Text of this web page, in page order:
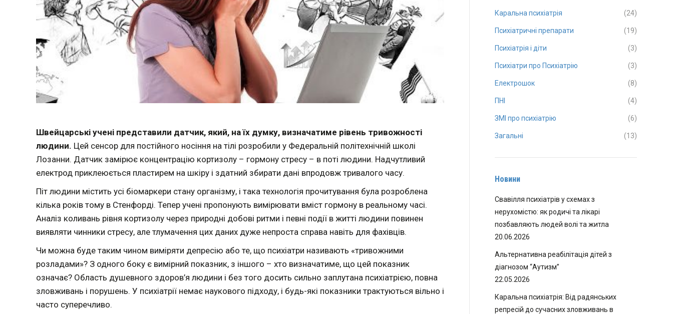
Швейцарські учені представили датчик, який, на їх думку, визначатиме рівень тривожності
людини. Цей сенсор для постійного носіння на тілі розробили у Федеральній політехнічній школі
Лозанни. Датчик замірює концентрацію кортизолу – гормону стресу – в поті людини. Надчутливий
електрод приклеюється пластирем на шкіру і здатний збирати дані впродовж тривалого часу.
Піт людини містить усі біомаркери стану організму, і така технологія прочитування була розроблена
кілька років тому в Стенфорді. Тепер учені пропонують вимірювати вміст гормону в реальному часі.
Аналіз коливань рівня кортизолу через природні добові ритми і певні події в житті людини повинен
виявляти чинники стресу, але тлумачення цих даних дуже непроста справа навіть для фахівців.
Чи можна буде таким чином виміряти депресію або те, що психіатри називають «тривожними
розладами»? З одного боку є вимірний показник, з іншого – хто визначатиме, що цей показник
означає? Область душевного здоров’я людини і без того досить сильно заплутана психіатрією, повна
зловживань і порушень. У психіатрії немає наукового підходу, і будь-які показники трактуються вільно і
часто суперечливо.
Каральна психіатрія (24)
Психіатричні препарати (19)
Психіатрія і діти (3)
Психіатри про Психіатрію (3)
Електрошок (8)
ПНІ (4)
ЗМІ про психіатрію (6)
Загальні (13)
Новини
Свавілля психіатрів у схемах з
нерухомістю: як родичі та лікарі
позбавляють людей волі та житла
20.06.2026
Альтернативна реабілітація дітей з
діагнозом “Аутизм”
22.05.2026
Каральна психіатрія: Від радянських
репресій до сучасних зловживань в